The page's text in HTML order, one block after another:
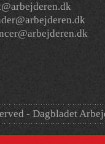
- Dagbladet